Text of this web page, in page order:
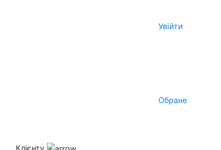
Увійти
Обране
Клієнту